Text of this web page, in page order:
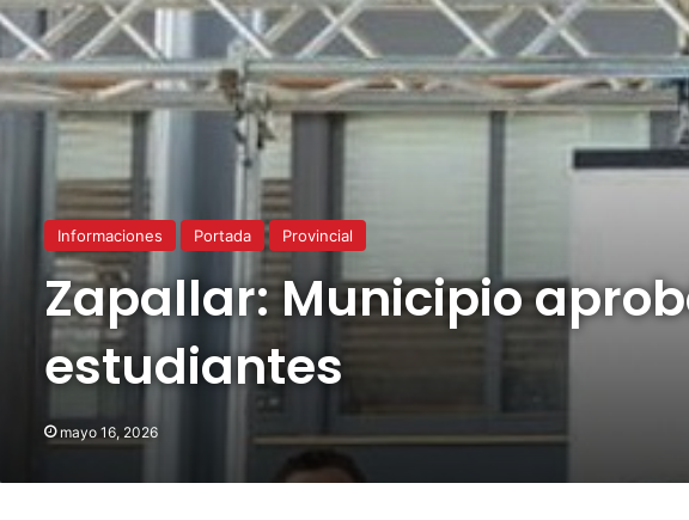
Informaciones Portada Provincial
Zapallar: Municipio
estudiantes
mayo 16, 2026